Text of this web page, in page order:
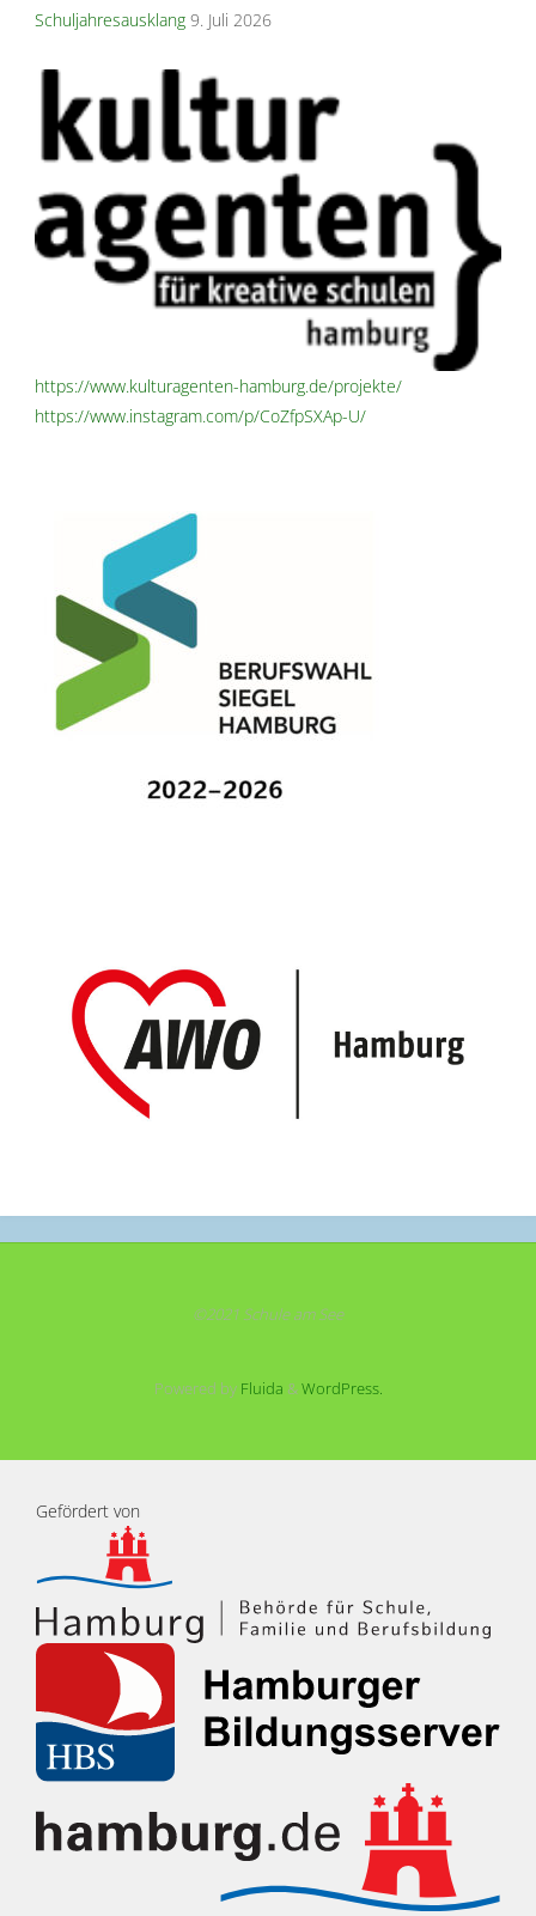
Schuljahresausklang 9. Juli 2026
https://www.kulturagenten-hamburg.de/projekte/
https://www.instagram.com/p/CoZfpSXAp-U/
©2021 Schule am See
Powered byFluida &WordPress.
Gefördert von